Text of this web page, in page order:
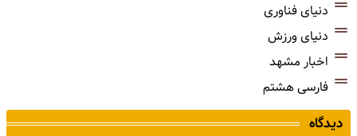
دنیای فناوری
دنیای ورزش
اخبار مشهد
فارسی هشتم
دیدگاه